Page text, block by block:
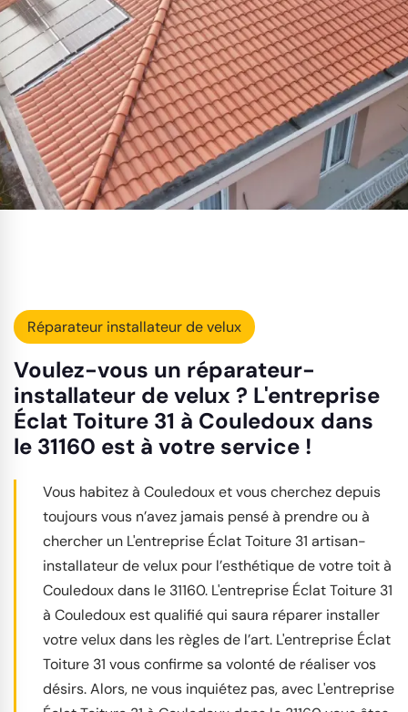
Réparateur installateur de velux
Voulez-vous un réparateur-
installateur de velux ? L'entreprise
Éclat Toiture 31 à Couledoux dans
le 31160 est à votre service !
Vous habitez à Couledoux et vous cherchez depuis
toujours vous n’avez jamais pensé à prendre ou à
chercher un L'entreprise Éclat Toiture 31 artisan-
installateur de velux pour l’esthétique de votre toit à
Couledoux dans le 31160. L'entreprise Éclat Toiture 31
à Couledoux est qualifié qui saura réparer installer
votre velux dans les règles de l’art. L'entreprise Éclat
Toiture 31 vous confirme sa volonté de réaliser vos
désirs. Alors, ne vous inquiétez pas, avec L'entreprise